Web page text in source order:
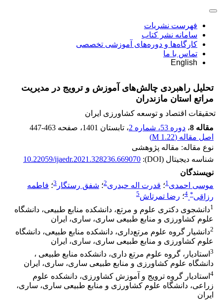
فهرست نشریات
سامانه نشر کتاب
کارگاه‌ها و دوره‌های آموزشی تخصصی
تماس با ما
English
تحلیل راهبردی چالش‌های آموزش و ترویج در مدیریت
مراتع استان مازندران
تحقیقات اقتصاد و توسعه کشاورزی ایران
مقاله 8
، دوره 53، شماره 2 ، تابستان 1401 ، صفحه 447-463
اصل مقاله (1.22 M
)
نوع مقاله: مقاله پژوهشی
شناسه دیجیتال (DOI):
10.22059/ijaedr.2021.328236.669070
نویسندگان
موسی احمدی1؛ قدرت اله حیدری2؛ شفق رستگار 3؛ فاطمه
رزاقی*
4؛ رضا تمرتاش5
1دانشجوی دکتری علوم و مرتع، دانشکده منابع طبیعی، دانشگاه
علوم کشاورزی و منابع طبیعی ساری، ساری، ایران
2دانشیار گروه علوم مرتع‌داری، دانشکده منابع طبیعی، دانشگاه
علوم کشاورزی و منابع طبیعی ساری، ساری، ایران
3 استادیار، گروه علوم مرتع داری، دانشکده منابع طبیعی ،
دانشگاه علوم کشاورزی و منابع طبیعی ساری، ساری، ایران
4 استادیار گروه ترویج و آموزش کشاورزی، دانشکده علوم
زراعی، دانشگاه علوم کشاورزی و منابع طبیعی ساری، ساری،
ایران